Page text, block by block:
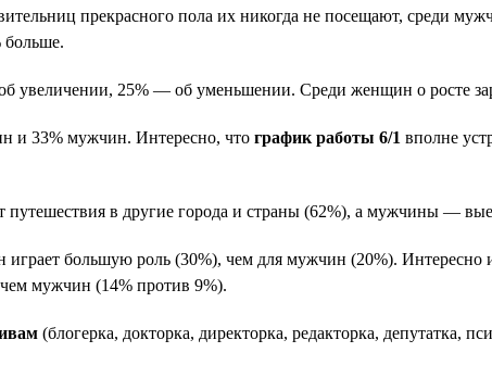
прекрасного пола их никогда не посещают, среди
больше.
увеличении, 25% — об уменьшении. Среди женщин о росте
и 33% мужчин. Интересно, что график работы 6/1 вполне
в другие города и страны (62%), а мужчины —
большую роль (30%), чем для мужчин (20%). Интересно
мужчин (14% против 9%).
(блогерка, докторка, директорка, редакторка, депутатка,